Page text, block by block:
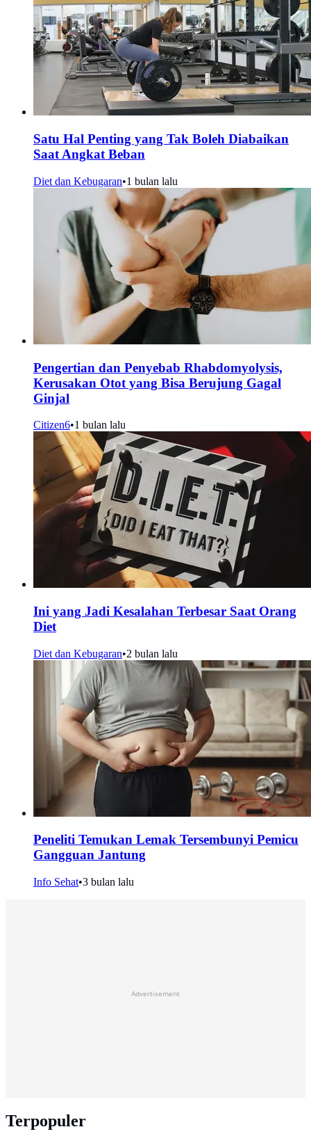
Satu Hal Penting yang Tak Boleh Diabaikan
Saat Angkat Beban
Diet dan Kebugaran•1 bulan lalu
Pengertian dan Penyebab Rhabdomyolysis,
Kerusakan Otot yang Bisa Berujung Gagal
Ginjal
Citizen6•1 bulan lalu
Ini yang Jadi Kesalahan Terbesar Saat Orang
Diet
Diet dan Kebugaran•2 bulan lalu
Peneliti Temukan Lemak Tersembunyi Pemicu
Gangguan Jantung
Info Sehat•3 bulan lalu
Advertisement
Terpopuler